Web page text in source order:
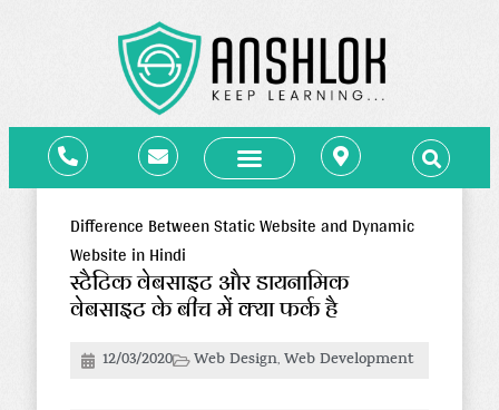
Difference Between Static Website and Dynamic
Website in Hindi
स्टैटिक वेबसाइट और डायनामिक
वेबसाइट के बीच में क्या फर्क है
12/03/2020 Web Design, Web Development